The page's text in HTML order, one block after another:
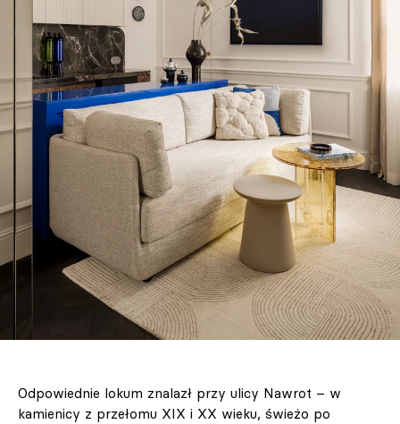
Odpowiednie lokum znalazł przy ulicy Nawrot – w
kamienicy z przełomu XIX i XX wieku, świeżo po